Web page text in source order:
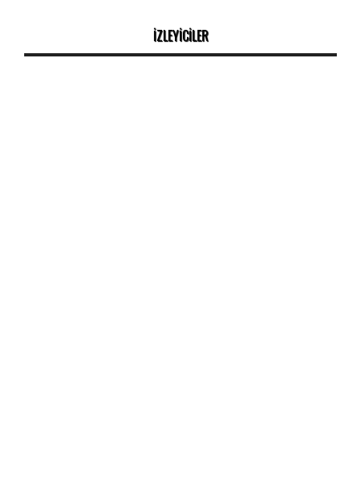
İZLEYİCİLER